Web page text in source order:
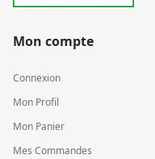
Mon compte
Connexion
Mon Profil
Mon Panier
Mes Commandes